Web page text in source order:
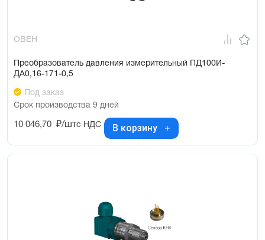
ОВЕН
Преобразователь давления измерительный ПД100И-
ДА0,16-171-0,5
Под заказ
Срок производства 9 дней
10 046,70 ₽/штс НДС В корзину